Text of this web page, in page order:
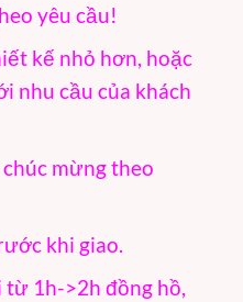
yêu cầu!
kế nhỏ hơn, hoặc
nhu cầu của khách
mừng theo
khi giao.
1h->2h đồng hồ,